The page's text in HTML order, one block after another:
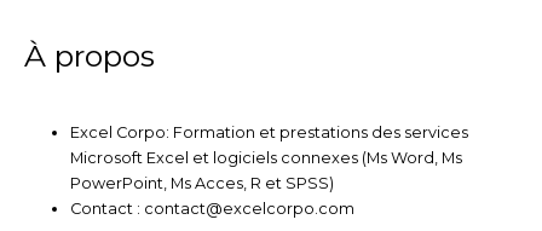
À propos
Excel Corpo: Formation et prestations des services
Microsoft Excel et logiciels connexes (Ms Word, Ms
PowerPoint, Ms Acces, R et SPSS)
Contact : contact@excelcorpo.com